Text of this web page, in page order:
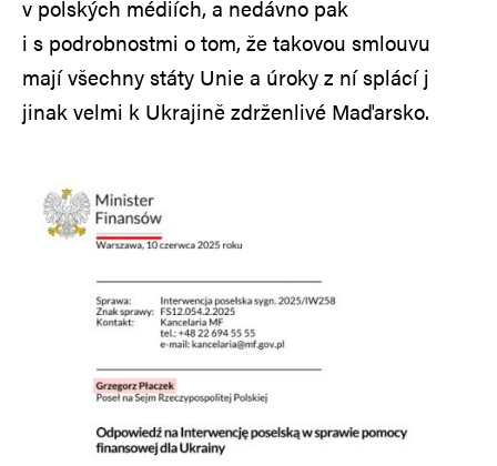
v polských médiích, a nedávno pak
i s podrobnostmi o tom, že takovou smlouvu
mají všechny státy Unie a úroky z ní splácí j
jinak velmi k Ukrajině zdrženlivé Maďarsko.